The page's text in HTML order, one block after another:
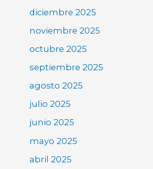
diciembre 2025
noviembre 2025
octubre 2025
septiembre 2025
agosto 2025
julio 2025
junio 2025
mayo 2025
abril 2025